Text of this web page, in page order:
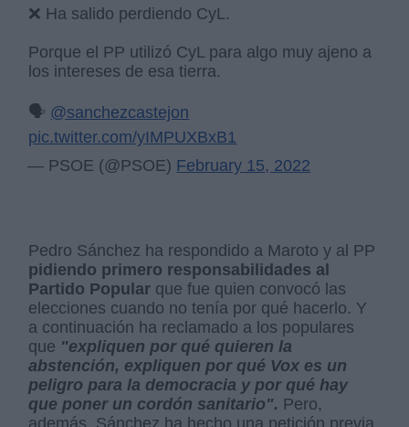
❌ Ha salido perdiendo CyL.
Porque el PP utilizó CyL para algo muy ajeno a
los intereses de esa tierra.
🗣️ @sanchezcastejon
pic.twitter.com/yIMPUXBxB1
— PSOE (@PSOE) February 15, 2022
Pedro Sánchez ha respondido a Maroto y al PP
pidiendo primero responsabilidades al
Partido Popular que fue quien convocó las
elecciones cuando no tenía por qué hacerlo. Y
a continuación ha reclamado a los populares
que "expliquen por qué quieren la
abstención, expliquen por qué Vox es un
peligro para la democracia y por qué hay
que poner un cordón sanitario". Pero,
además, Sánchez ha hecho una petición previa